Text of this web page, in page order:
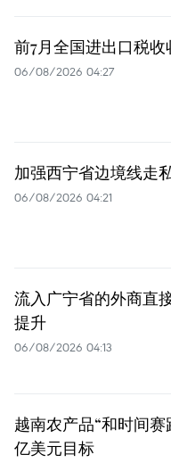
前7月全国进出口税收
06/08/2026 04:27
加强西宁省边境线走
06/08/2026 04:21
流入广宁省的外商直
提升
06/08/2026 04:13
越南农产品“和时间赛
亿美元目标